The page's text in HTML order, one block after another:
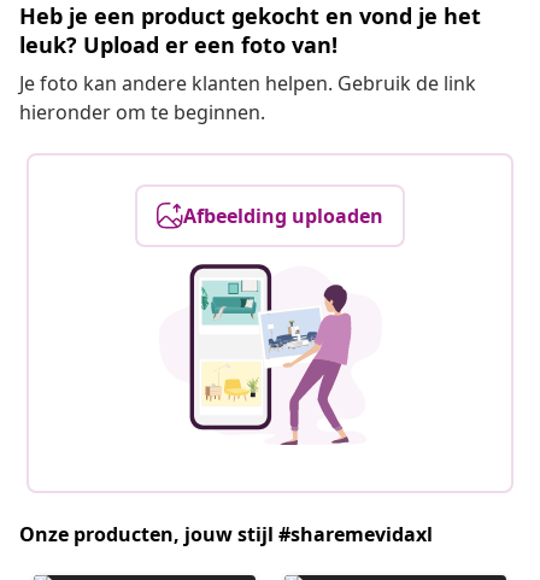
Heb je een product gekocht en vond je het
leuk? Upload er een foto van!
Je foto kan andere klanten helpen. Gebruik de link
hieronder om te beginnen.
Afbeelding uploaden
Onze producten, jouw stijl #sharemevidaxl